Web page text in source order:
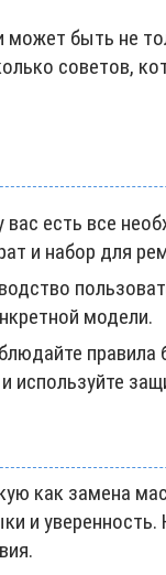
быть не
советов,
вас есть все
и набор для
модели.
правила
как замена
и уверенность.